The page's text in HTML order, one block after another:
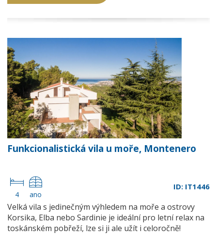
Funkcionalistická vila u moře, Montenero
4 ano
ID: IT1446
Velká vila s jedinečným výhledem na moře a ostrovy
Korsika, Elba nebo Sardinie je ideální pro letní relax na
toskánském pobřeží, lze si ji ale užít i celoročně!